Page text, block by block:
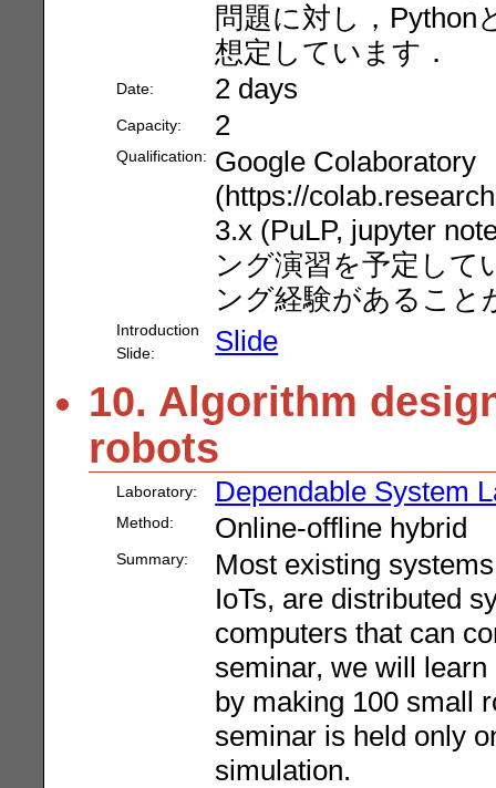
問題に対し，Python
想定しています．
Date: 2 days
Capacity: 2
Qualification: Google Colaboratory
(https://
3.x (PuLP, jupyter
ング演習を予定して
ング経験があること
Introduction
Slide:
Slide
10. Algorithm
robots
Laboratory: Dependable System
Method: Online-offline hybrid
Summary:
Most existing
IoTs, are distributed
computers that can
seminar, we will
by making 100 small
seminar is held only
simulation.